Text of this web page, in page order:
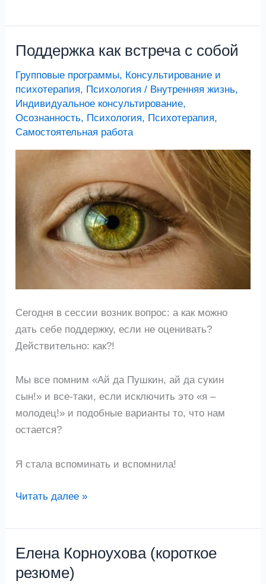
Поддержка как встреча с собой
Групповые программы, Консультирование и
психотерапия, Психология / Внутренняя жизнь,
Индивидуальное консультирование,
Осознанность, Психология, Психотерапия,
Самостоятельная работа
Сегодня в сессии возник вопрос: а как можно
дать себе поддержку, если не оценивать?
Действительно: как?!
Мы все помним «Ай да Пушкин, ай да сукин
сын!» и все-таки, если исключить это «я –
молодец!» и подобные варианты то, что нам
остается?
Я стала вспоминать и вспомнила!
Поддержка
встреча
с
собой
Читать далее »
Елена Корноухова (короткое
резюме)
Елена
Корноухова